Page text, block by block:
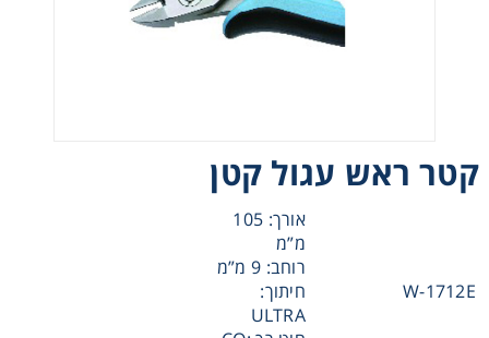
קטר ראש עגול קטן
W-1712E
מ”מ
רוחב: 9 מ”מ
חיתוך:
ULTRA
Sample Preparation